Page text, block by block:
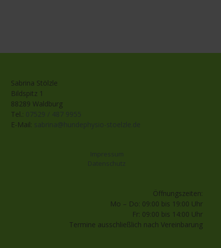
Sabrina Stölzle
Bildspitz 1
88289 Waldburg
Tel.: 07529 / 487 9955
E-Mail: sabrina@hundephysio-stoelzle.de
Impressum
Datenschutz
Öffnungszeiten:
Mo – Do: 09:00 bis 19:00 Uhr
Fr: 09:00 bis 14:00 Uhr
Termine ausschließlich nach Vereinbarung